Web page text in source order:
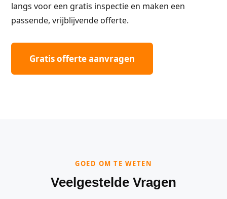
langs voor een gratis inspectie en maken een
passende, vrijblijvende offerte.
Gratis offerte aanvragen
GOED OM TE WETEN
Veelgestelde Vragen